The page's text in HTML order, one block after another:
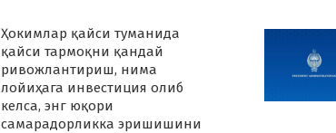
Ҳокимлар қайси туманида
қайси тармоқни қандай
ривожлантириш, нима
лойиҳага инвестиция олиб
келса, энг юқори
самарадорликка эришишини